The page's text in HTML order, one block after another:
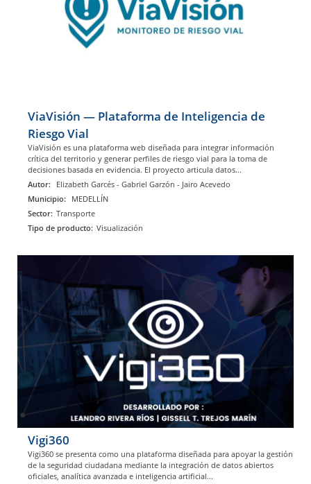
ViaVisión — Plataforma de Inteligencia de
Riesgo Vial
ViaVisión es una plataforma web diseñada para integrar información
crítica del territorio y generar perfiles de riesgo vial para la toma de
decisiones basada en evidencia. El proyecto articula datos...
Autor: Elizabeth Garcés - Gabriel Garzón - Jairo Acevedo
Municipio: MEDELLÍN
Sector: Transporte
Tipo de producto: Visualización
Vigi360
Vigi360 se presenta como una plataforma diseñada para apoyar la gestión
de la seguridad ciudadana mediante la integración de datos abiertos
oficiales, analítica avanzada e inteligencia artificial...